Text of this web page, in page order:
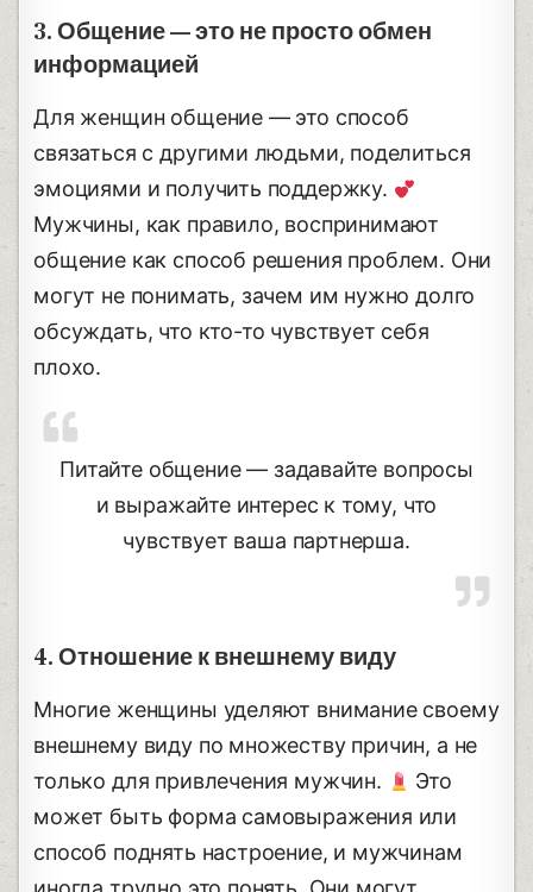
3. Общение — это не просто обмен
информацией
Для женщин общение — это способ
связаться с другими людьми, поделиться
эмоциями и получить поддержку.
Мужчины, как правило, воспринимают
общение как способ решения проблем. Они
могут не понимать, зачем им нужно долго
обсуждать, что кто-то чувствует себя
плохо.
Питайте общение — задавайте вопросы
и выражайте интерес к тому, что
чувствует ваша партнерша.
4. Отношение к внешнему виду
Многие женщины уделяют внимание своему
внешнему виду по множеству причин, а не
только для привлечения мужчин.
Это
может быть форма самовыражения или
способ поднять настроение, и мужчинам